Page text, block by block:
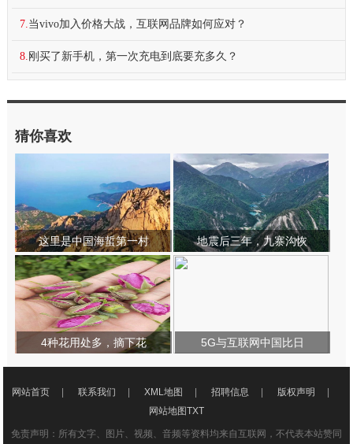
7.当vivo加入价格大战，互联网品牌如何应对？
8. 刚买了新手机，第一次充电到底要充多久？
猜你喜欢
这里是中国海蜇第一村 地震后三年，九寨沟恢
4种花用处多，摘下花 5G与互联网中国比日
网站首页 联系我们 XML地图 招聘信息 版权声明
网站地图TXT
免责声明：所有文字、图片、视频、音频等资料均来自互联网，不代表本站赞同